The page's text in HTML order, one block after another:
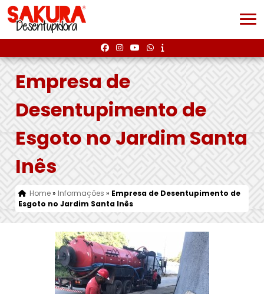
Empresa de
Desentupimento de
Esgoto no Jardim Santa
Inês
Home» Informações » Empresa de Desentupimento de
Esgoto no Jardim Santa Inês